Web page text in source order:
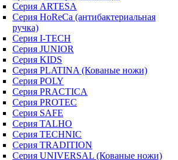
Серия ARTESA
Серия HoReCa (антибактериальная
ручка)
Серия I-TECH
Серия JUNIOR
Серия KIDS
Серия PLATINA (Кованые ножи)
Серия POLY
Серия PRACTICA
Серия PROTEC
Серия SAFE
Серия TALHO
Серия TECHNIC
Серия TRADITION
Серия UNIVERSAL (Кованые ножи)